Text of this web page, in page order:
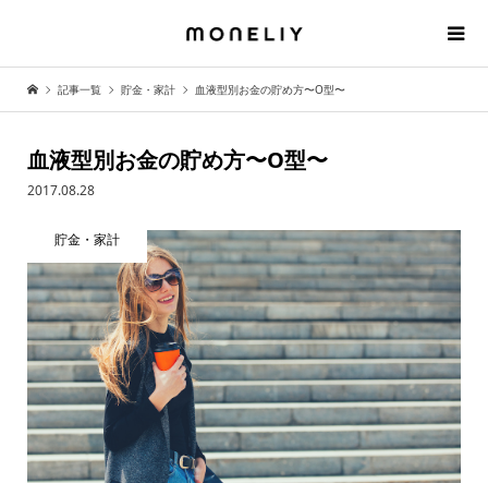
記事一覧 貯金・家計 血液型別お金の貯め方〜O型〜
血液型別お金の貯め方〜O型〜
2017.08.28
貯金・家計